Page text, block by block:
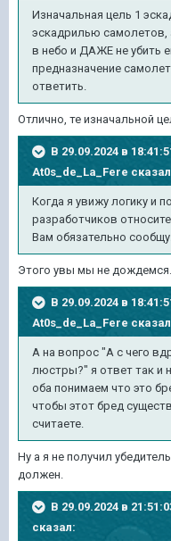
Изначальная цель 1
эскадрилью самолетов,
в небо и ДАЖЕ не убить
предназначение
ответить.
Отлично, те изначальной
В 29.09.2024 в
At0s_de_La_Fere
Когда я увижу логику и
разработчиков
Вам обязательно сообщу.
Этого увы мы не дождемся.
В 29.09.2024 в
At0s_de_La_Fere
А на вопрос "А с чего
люстры?" я ответ так и
оба понимаем что это
чтобы этот бред
считаете.
Ну а я не получил
должен.
В 29.09.2024 в
сказал: